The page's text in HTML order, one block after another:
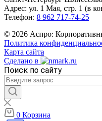
Адрес: ул. 1 Мая, стр. 1 (в
Телефон: 8 962 717-74-25
© 2026 Аспро:
Политика
Карта сайта
Сделано в
Поиск по сайту
0 Корзина